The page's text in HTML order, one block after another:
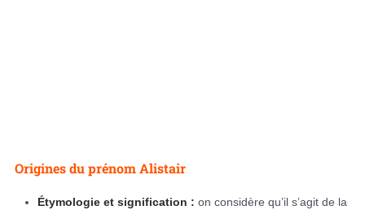
Origines du prénom Alistair
Étymologie et signification : on considère qu’il s’agit de la